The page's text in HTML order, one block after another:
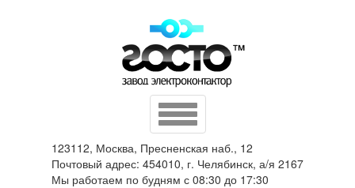
Toggle
navigation
123112, Москва, Пресненская наб., 12
Почтовый адрес: 454010, г. Челябинск, а/я 2167
Мы работаем по будням с 08:30 до 17:30